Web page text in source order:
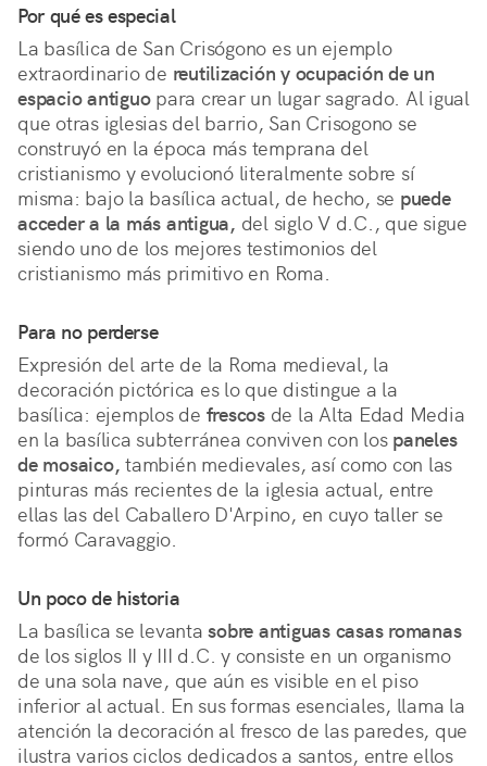
Por qué es especial
La basílica de San Crisógono es un ejemplo
extraordinario de reutilización y ocupación de un
espacio antiguo para crear un lugar sagrado. Al igual
que otras iglesias del barrio, San Crisogono se
construyó en la época más temprana del
cristianismo y evolucionó literalmente sobre sí
misma: bajo la basílica actual, de hecho, se puede
acceder a la más antigua, del siglo V d.C., que sigue
siendo uno de los mejores testimonios del
cristianismo más primitivo en Roma.
Para no perderse
Expresión del arte de la Roma medieval, la
decoración pictórica es lo que distingue a la
basílica: ejemplos de frescosde la Alta Edad Media
en la basílica subterránea conviven con los paneles
de mosaico, también medievales, así como con las
pinturas más recientes de la iglesia actual, entre
ellas las del Caballero D'Arpino, en cuyo taller se
formó Caravaggio.
Un poco de historia
La basílica se levantasobre antiguas casas romanas
de los siglos II y III d.C. y consiste en un organismo
de una sola nave, que aún es visible en el piso
inferior al actual. En sus formas esenciales, llama la
atención la decoración al fresco de las paredes, que
ilustra varios ciclos dedicados a santos, entre ellos